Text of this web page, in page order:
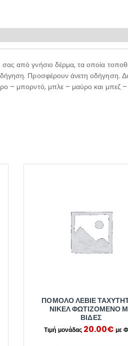
από γνήσιο δέρμα, τα οποία
Προσφέρουν άνετη οδήγηση.
– μπορντό, μπλε – μαύρο και μπεζ –
ΠΌΜΟΛΟ ΛΕΒΙΈ
ΝΊΚΕΛ ΦΩΤΙΖΌΜΕΝΟ
ΒΊΔΕΣ
20.00€